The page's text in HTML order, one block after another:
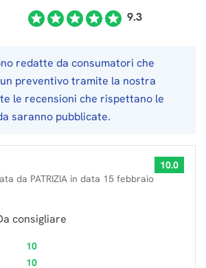
9.3
redatte da consumatori che
preventivo tramite la nostra
le recensioni che rispettano le
saranno pubblicate.
da PATRIZIA in data 15 febbraio
10.0
consigliare
10
10